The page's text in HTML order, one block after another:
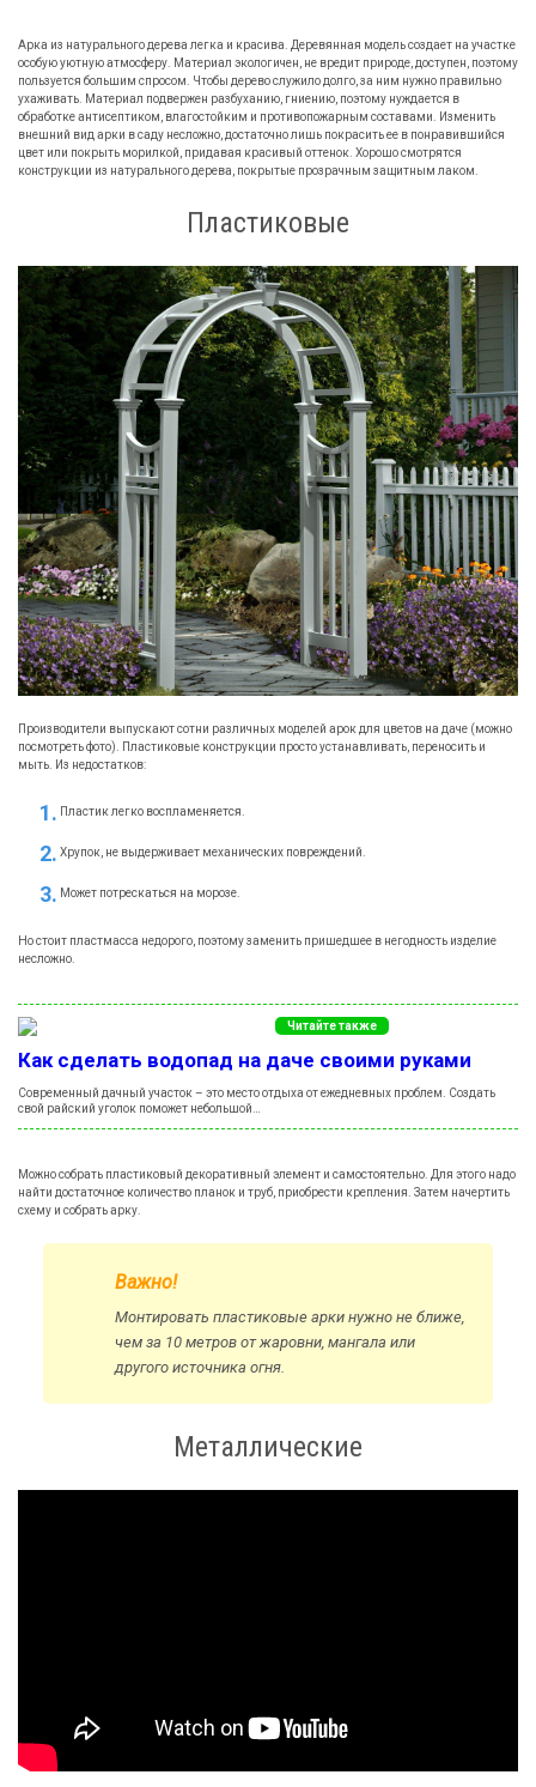
Арка из натурального дерева легка и красива. Деревянная модель создает на участке
особую уютную атмосферу. Материал экологичен, не вредит природе, доступен, поэтому
пользуется большим спросом. Чтобы дерево служило долго, за ним нужно правильно
ухаживать. Материал подвержен разбуханию, гниению, поэтому нуждается в
обработке антисептиком, влагостойким и противопожарным составами. Изменить
внешний вид арки в саду несложно, достаточно лишь покрасить ее в понравившийся
цвет или покрыть морилкой, придавая красивый оттенок. Хорошо смотрятся
конструкции из натурального дерева, покрытые прозрачным защитным лаком.
Пластиковые
Производители выпускают сотни различных моделей арок для цветов на даче (можно
посмотреть фото). Пластиковые конструкции просто устанавливать, переносить и
мыть. Из недостатков:
Пластик легко воспламеняется.
Хрупок, не выдерживает механических повреждений.
Может потрескаться на морозе.
Но стоит пластмасса недорого, поэтому заменить пришедшее в негодность изделие
несложно.
Читайте также
Как сделать водопад на даче своими руками
Современный дачный участок – это место отдыха от ежедневных проблем. Создать
свой райский уголок поможет небольшой…
Можно собрать пластиковый декоративный элемент и самостоятельно. Для этого надо
найти достаточное количество планок и труб, приобрести крепления. Затем начертить
схему и собрать арку.
Важно!
Монтировать пластиковые арки нужно не ближе,
чем за 10 метров от жаровни, мангала или
другого источника огня.
Металлические